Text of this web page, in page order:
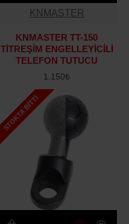
KNMASTER
KNMASTER TT-150
TİTREŞİM ENGELLEYİCİLİ
TELEFON TUTUCU
1.150₺
STOKTA BITTI